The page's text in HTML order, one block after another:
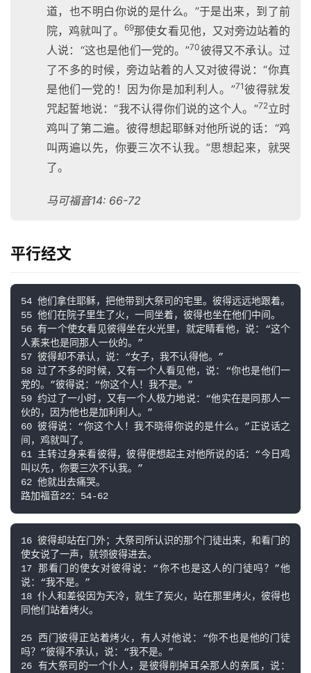
道，也不明白你说的是什么。”于是出来，到了前
院，鸡就叫了。69那使女看见他，又对旁边站着的
人说：“这也是他们一党的。”70彼得又不承认。过
了不多的时候，旁边站着的人又对彼得说：“你真
是他们一党的！因为你是加利利人。”71彼得就发
咒起誓地说：“我不认得你们说的这个人。”72立时
鸡叫了第二遍。彼得想起耶稣对他所说的话：“鸡
叫两遍以先，你要三次不认我。”思想起来，就哭
了。
马可福音14: 66-72
平行经文
54 他们拿住耶稣，把他带到大祭司的宅里。彼得远远地跟着。
55 他们在院子里生了火，一同坐着，彼得也坐在他们中间。
56 有一个使女看见彼得坐在火光里，就定睛看他，说：“这个
人素来也是同那人一伙的。”
57 彼得却不承认，说：“女子，我不认得他。”
58 过了不多的时候，又有一个人看见他，说：“你也是他们一
党的。”彼得说：“你这个人！我不是。”
59 约过了一小时，又有一个人极力地说：“他实在是同那人一
伙的，因为他也是加利利人。”
60 彼得说：“你这个人！我不晓得你说的是什么。”正说话之
间，鸡就叫了。
61 主转过身来看彼得，彼得便想起主对他所说的话：“今日鸡
叫以先，你要三次不认我。”
62 他就出去痛哭。
16 彼得却站在门外；大祭司所认识的那个门徒出来，和看门的
使女说了一声，就领彼得进去。
17 那看门的使女对彼得说：“你不也是这人的门徒吗？”他
说：“我不是。”
18 仆人和差役因为天冷，就生了炭火，站在那里烤火，彼得也
同他们站着烤火。
25 西门彼得正站着烤火，有人对他说：“你不也是他的门徒
吗？”彼得不承认，说：“我不是。”
26 有大祭司的一个仆人，是彼得削掉耳朵那人的亲属，说：